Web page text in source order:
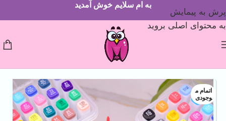
پرش به پیمایش
به محتوای اصلی بروید
به ام سلایم خوش آمدید
اتمام م
وجودی